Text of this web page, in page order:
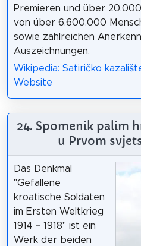
Premieren und über
von über 6.600.000
sowie zahlreichen
Auszeichnungen.
Wikipedia: Satiričko
Website
24. Spomenik palim
u Prvom
Das Denkmal
"Gefallene
kroatische Soldaten
im Ersten Weltkrieg
1914 – 1918" ist ein
Werk der beiden